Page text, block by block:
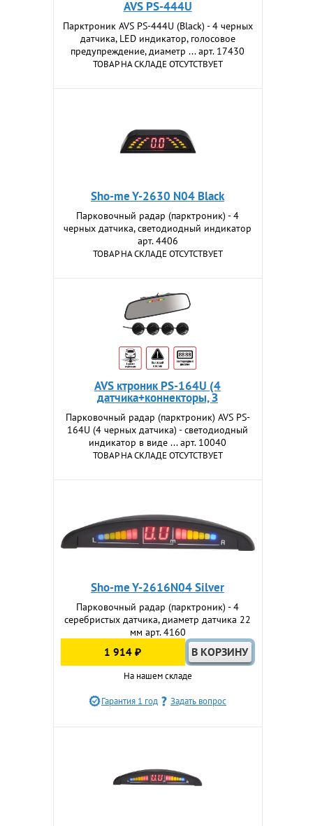
AVS PS-444U
Парктроник AVS PS-444U (Black) - 4 черных
датчика, LED индикатор, голосовое
предупреждение, диаметр ... арт. 17430
ТОВАР НА СКЛАДЕ ОТСУТСТВУЕТ
Sho-me Y-2630 N04 Black
Парковочный радар (парктроник) - 4
черных датчика, светодиодный индикатор
арт. 4406
ТОВАР НА СКЛАДЕ ОТСУТСТВУЕТ
AVS ктроник PS-164U (4
датчика+коннекторы, З
Парковочный радар (парктроник) AVS PS-
164U (4 черных датчика) - светодиодный
индикатор в виде ... арт. 10040
ТОВАР НА СКЛАДЕ ОТСУТСТВУЕТ
Sho-me Y-2616N04 Silver
Парковочный радар (парктроник) - 4
серебристых датчика, диаметр датчика 22
мм арт. 4160
1 914 ₽
На нашем складе
Гарантия 1 год Задать вопрос